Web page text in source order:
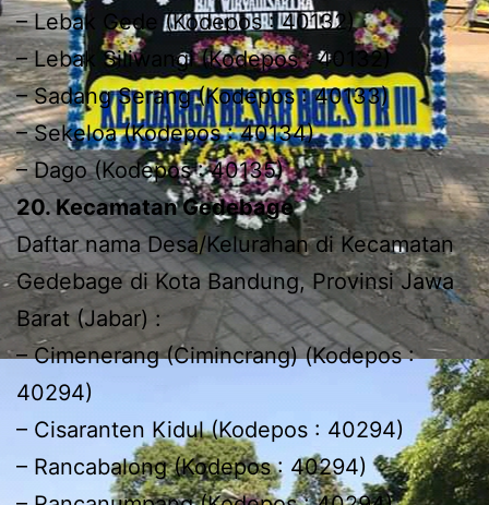
– Lebak Gede (Kodepos : 40132)
– Lebak Siliwangi (Kodepos : 40132)
– Sadang Serang (Kodepos : 40133)
– Sekeloa (Kodepos : 40134)
– Dago (Kodepos : 40135)
20. Kecamatan Gedebage
Daftar nama Desa/Kelurahan di Kecamatan
Gedebage di Kota Bandung, Provinsi Jawa
Barat (Jabar) :
– Cimenerang (Cimincrang) (Kodepos :
40294)
– Cisaranten Kidul (Kodepos : 40294)
– Rancabalong (Kodepos : 40294)